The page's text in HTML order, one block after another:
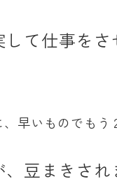
して仕事を
早いものでもう
豆まきさ